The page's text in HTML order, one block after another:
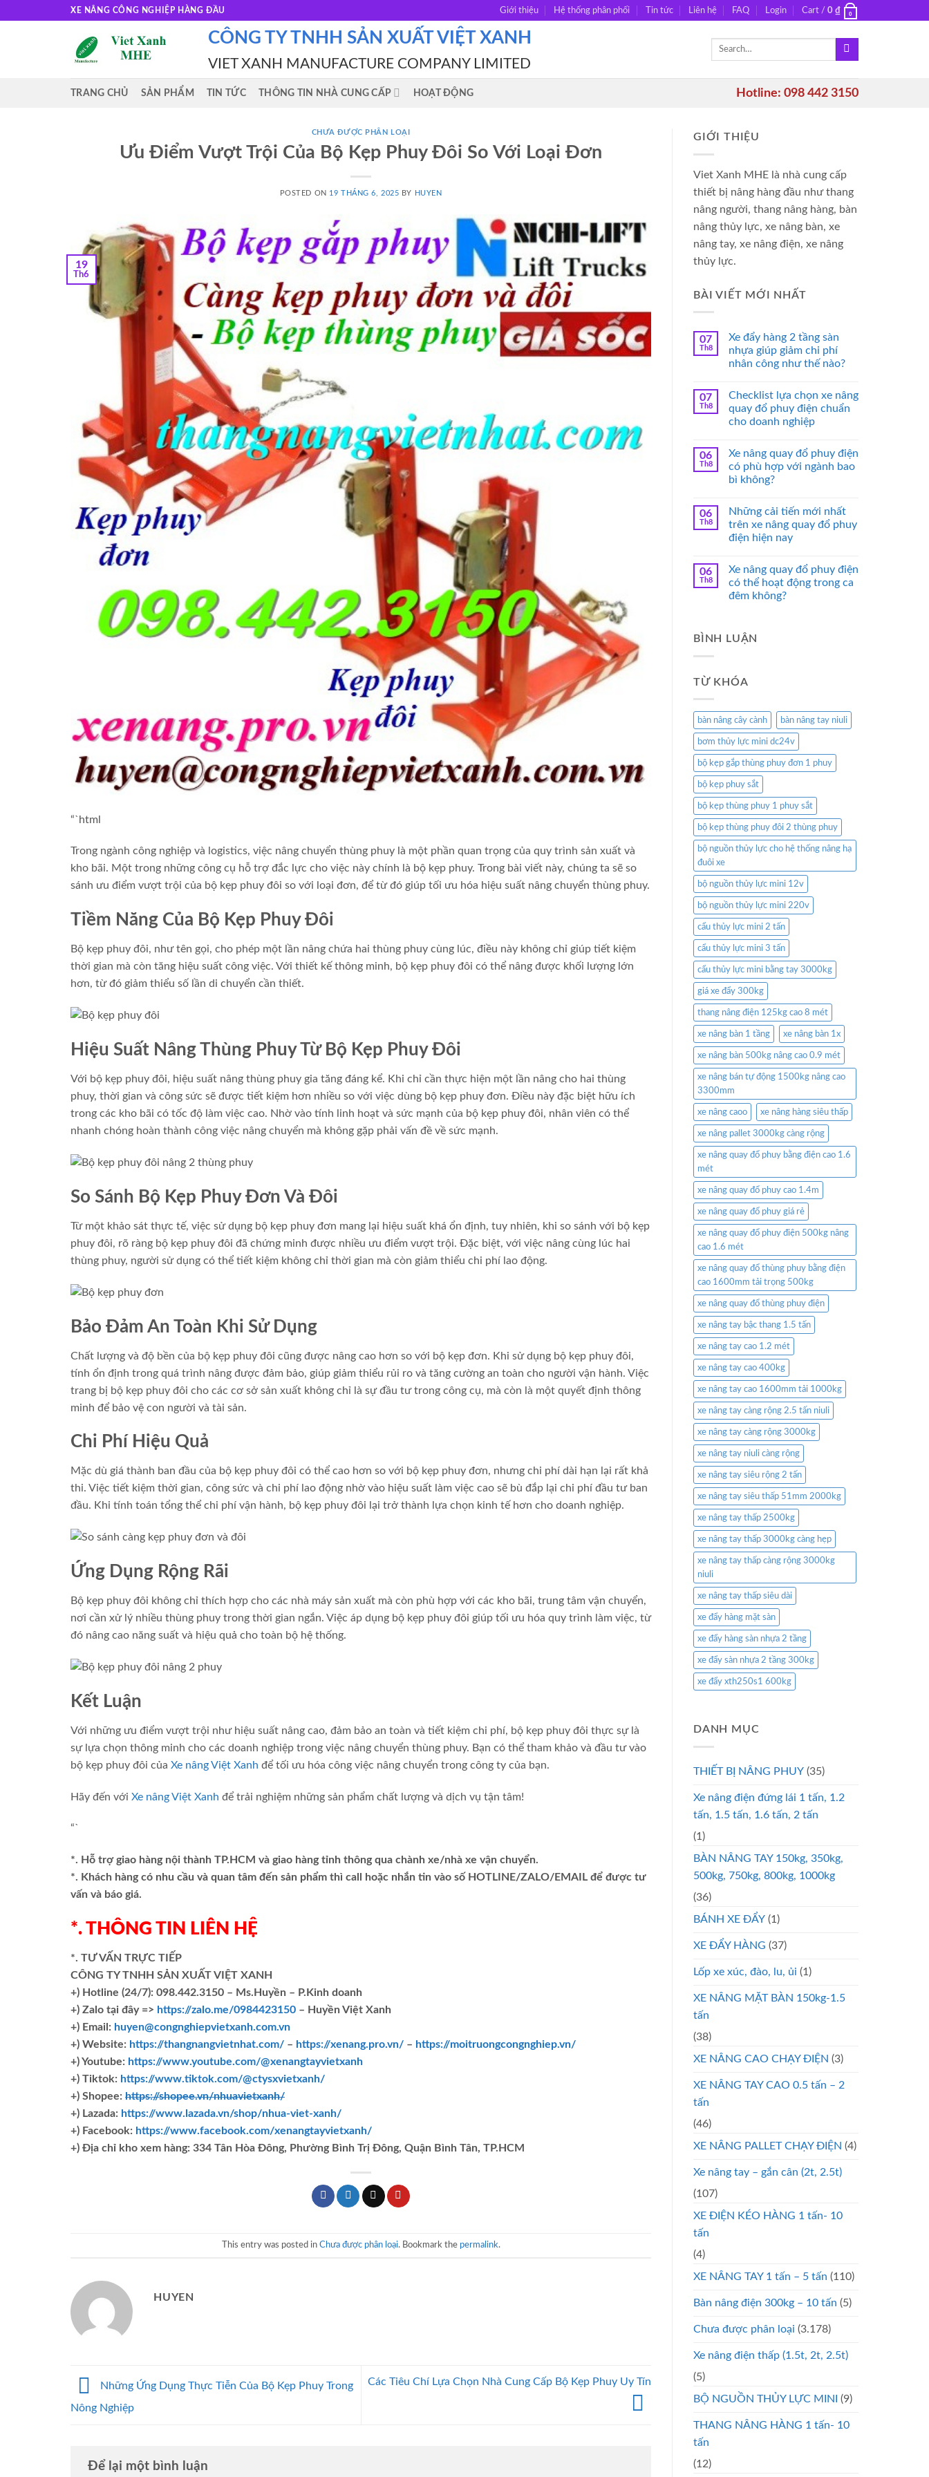
XE NÂNG CÔNG NGHIỆP HÀNG ĐẦU Giới thiệu Hệ thống phân phối Tin tức Liên hệ FAQ Login Cart / 0 ₫ 0
CÔNG TY TNHH SẢN XUẤT VIỆT XANH
VIET XANH MANUFACTURE COMPANY LIMITED
Search
TRANG CHỦ SẢN PHẨM TIN TỨC THÔNG TIN NHÀ CUNG CẤP HOẠT ĐỘNG Hotline: 098 442 3150
CHƯA ĐƯỢC PHÂN LOẠI
Ưu Điểm Vượt Trội Của Bộ Kẹp Phuy Đôi So Với Loại Đơn
POSTED ON 19 THÁNG 6, 2025 BY HUYEN
19
Th6
“`html
Trong ngành công nghiệp và logistics, việc nâng chuyển thùng phuy là một phần quan trọng của quy trình sản xuất và
kho bãi. Một trong những công cụ hỗ trợ đắc lực cho việc này chính là bộ kẹp phuy. Trong bài viết này, chúng ta sẽ so
sánh ưu điểm vượt trội của bộ kẹp phuy đôi so với loại đơn, để từ đó giúp tối ưu hóa hiệu suất nâng chuyển thùng phuy.
Tiềm Năng Của Bộ Kẹp Phuy Đôi
Bộ kẹp phuy đôi, như tên gọi, cho phép một lần nâng chứa hai thùng phuy cùng lúc, điều này không chỉ giúp tiết kiệm
thời gian mà còn tăng hiệu suất công việc. Với thiết kế thông minh, bộ kẹp phuy đôi có thể nâng được khối lượng lớn
hơn, từ đó giảm thiểu số lần di chuyển cần thiết.
Hiệu Suất Nâng Thùng Phuy Từ Bộ Kẹp Phuy Đôi
Với bộ kẹp phuy đôi, hiệu suất nâng thùng phuy gia tăng đáng kể. Khi chỉ cần thực hiện một lần nâng cho hai thùng
phuy, thời gian và công sức sẽ được tiết kiệm hơn nhiều so với việc dùng bộ kẹp phuy đơn. Điều này đặc biệt hữu ích
trong các kho bãi có tốc độ làm việc cao. Nhờ vào tính linh hoạt và sức mạnh của bộ kẹp phuy đôi, nhân viên có thể
nhanh chóng hoàn thành công việc nâng chuyển mà không gặp phải vấn đề về sức mạnh.
So Sánh Bộ Kẹp Phuy Đơn Và Đôi
Từ một khảo sát thực tế, việc sử dụng bộ kẹp phuy đơn mang lại hiệu suất khá ổn định, tuy nhiên, khi so sánh với bộ kẹp
phuy đôi, rõ ràng bộ kẹp phuy đôi đã chứng minh được nhiều ưu điểm vượt trội. Đặc biệt, với việc nâng cùng lúc hai
thùng phuy, người sử dụng có thể tiết kiệm không chỉ thời gian mà còn giảm thiểu chi phí lao động.
Bảo Đảm An Toàn Khi Sử Dụng
Chất lượng và độ bền của bộ kẹp phuy đôi cũng được nâng cao hơn so với bộ kẹp đơn. Khi sử dụng bộ kẹp phuy đôi,
tính ổn định trong quá trình nâng được đảm bảo, giúp giảm thiểu rủi ro và tăng cường an toàn cho người vận hành. Việc
trang bị bộ kẹp phuy đôi cho các cơ sở sản xuất không chỉ là sự đầu tư trong công cụ, mà còn là một quyết định thông
minh để bảo vệ con người và tài sản.
Chi Phí Hiệu Quả
Mặc dù giá thành ban đầu của bộ kẹp phuy đôi có thể cao hơn so với bộ kẹp phuy đơn, nhưng chi phí dài hạn lại rất khả
thi. Việc tiết kiệm thời gian, công sức và chi phí lao động nhờ vào hiệu suất làm việc cao sẽ bù đắp lại chi phí đầu tư ban
đầu. Khi tính toán tổng thể chi phí vận hành, bộ kẹp phuy đôi lại trở thành lựa chọn kinh tế hơn cho doanh nghiệp.
Ứng Dụng Rộng Rãi
Bộ kẹp phuy đôi không chỉ thích hợp cho các nhà máy sản xuất mà còn phù hợp với các kho bãi, trung tâm vận chuyển,
nơi cần xử lý nhiều thùng phuy trong thời gian ngắn. Việc áp dụng bộ kẹp phuy đôi giúp tối ưu hóa quy trình làm việc, từ
đó nâng cao năng suất và hiệu quả cho toàn bộ hệ thống.
Kết Luận
Với những ưu điểm vượt trội như hiệu suất nâng cao, đảm bảo an toàn và tiết kiệm chi phí, bộ kẹp phuy đôi thực sự là
sự lựa chọn thông minh cho các doanh nghiệp trong việc nâng chuyển thùng phuy. Bạn có thể tham khảo và đầu tư vào
bộ kẹp phuy đôi của Xe nâng Việt Xanh để tối ưu hóa công việc nâng chuyển trong công ty của bạn.
Hãy đến với Xe nâng Việt Xanh để trải nghiệm những sản phẩm chất lượng và dịch vụ tận tâm!
“`
*. Hỗ trợ giao hàng nội thành TP.HCM và giao hàng tỉnh thông qua chành xe/nhà xe vận chuyển.
*. Khách hàng có nhu cầu và quan tâm đến sản phẩm thì call hoặc nhắn tin vào số HOTLINE/ZALO/EMAIL để được tư
vấn và báo giá.
*. THÔNG TIN LIÊN HỆ
*. TƯ VẤN TRỰC TIẾP
CÔNG TY TNHH SẢN XUẤT VIỆT XANH
+) Hotline (24/7): 098.442.3150 – Ms.Huyền – P.Kinh doanh
+) Zalo tại đây => https://zalo.me/0984423150 – Huyền Việt Xanh
+) Email: huyen@congnghiepvietxanh.com.vn
+) Website: https://thangnangvietnhat.com/ – https://xenang.pro.vn/ – https://moitruongcongnghiep.vn/
+) Youtube: https://www.youtube.com/@xenangtayvietxanh
+) Tiktok: https://www.tiktok.com/@ctysxvietxanh/
+) Shopee: https://shopee.vn/nhuavietxanh/
+) Lazada: https://www.lazada.vn/shop/nhua-viet-xanh/
+) Facebook: https://www.facebook.com/xenangtayvietxanh/
+) Địa chỉ kho xem hàng: 334 Tân Hòa Đông, Phường Bình Trị Đông, Quận Bình Tân, TP.HCM
This entry was posted in Chưa được phân loại. Bookmark the permalink.
HUYEN
Những Ứng Dụng Thực Tiễn Của Bộ Kẹp Phuy Trong
Nông Nghiệp
Các Tiêu Chí Lựa Chọn Nhà Cung Cấp Bộ Kẹp Phuy Uy Tín
Để lại một bình luận
GIỚI THIỆU
Viet Xanh MHE là nhà cung cấp
thiết bị nâng hàng đầu như thang
nâng người, thang nâng hàng, bàn
nâng thủy lực, xe nâng bàn, xe
nâng tay, xe nâng điện, xe nâng
thủy lực.
BÀI VIẾT MỚI NHẤT
07
Th8
Xe đẩy hàng 2 tầng sàn
nhựa giúp giảm chi phí
nhân công như thế nào?
07
Th8
Checklist lựa chọn xe nâng
quay đổ phuy điện chuẩn
cho doanh nghiệp
06
Th8
Xe nâng quay đổ phuy điện
có phù hợp với ngành bao
bì không?
06
Th8
Những cải tiến mới nhất
trên xe nâng quay đổ phuy
điện hiện nay
06
Th8
Xe nâng quay đổ phuy điện
có thể hoạt động trong ca
đêm không?
BÌNH LUẬN
TỪ KHÓA
bàn nâng cây cành bàn nâng tay niuli
bơm thủy lực mini dc24v
bộ kẹp gắp thùng phuy đơn 1 phuy
bộ kẹp phuy sắt
bộ kẹp thùng phuy 1 phuy sắt
bộ kẹp thùng phuy đôi 2 thùng phuy
bộ nguồn thủy lực cho hệ thống nâng hạ
đuôi xe
bộ nguồn thủy lực mini 12v
bộ nguồn thủy lực mini 220v
cẩu thủy lực mini 2 tấn
cẩu thủy lực mini 3 tấn
cẩu thủy lực mini bằng tay 3000kg
giá xe đẩy 300kg
thang nâng điện 125kg cao 8 mét
xe nâng bàn 1 tầng xe nâng bàn 1x
xe nâng bàn 500kg nâng cao 0.9 mét
xe nâng bán tự động 1500kg nâng cao
3300mm
xe nâng caoo xe nâng hàng siêu thấp
xe nâng pallet 3000kg càng rộng
xe nâng quay đổ phuy bằng điện cao 1.6
mét
xe nâng quay đổ phuy cao 1.4m
xe nâng quay đổ phuy giá rẻ
xe nâng quay đổ phuy điện 500kg nâng
cao 1.6 mét
xe nâng quay đổ thùng phuy bằng điện
cao 1600mm tải trọng 500kg
xe nâng quay đổ thùng phuy điện
xe nâng tay bậc thang 1.5 tấn
xe nâng tay cao 1.2 mét
xe nâng tay cao 400kg
xe nâng tay cao 1600mm tải 1000kg
xe nâng tay càng rộng 2.5 tấn niuli
xe nâng tay càng rộng 3000kg
xe nâng tay niuli càng rộng
xe nâng tay siêu rộng 2 tấn
xe nâng tay siêu thấp 51mm 2000kg
xe nâng tay thấp 2500kg
xe nâng tay thấp 3000kg càng hẹp
xe nâng tay thấp càng rộng 3000kg
niuli
xe nâng tay thấp siêu dài
xe đẩy hàng mặt sàn
xe đẩy hàng sàn nhựa 2 tầng
xe đẩy sàn nhựa 2 tầng 300kg
xe đẩy xth250s1 600kg
DANH MỤC
THIẾT BỊ NÂNG PHUY (35)
Xe nâng điện đứng lái 1 tấn, 1.2
tấn, 1.5 tấn, 1.6 tấn, 2 tấn
(1)
BÀN NÂNG TAY 150kg, 350kg,
500kg, 750kg, 800kg, 1000kg
(36)
BÁNH XE ĐẨY (1)
XE ĐẨY HÀNG (37)
Lốp xe xúc, đào, lu, ủi (1)
XE NÂNG MẶT BÀN 150kg-1.5
tấn
(38)
XE NÂNG CAO CHẠY ĐIỆN (3)
XE NÂNG TAY CAO 0.5 tấn – 2
tấn
(46)
XE NÂNG PALLET CHẠY ĐIỆN (4)
Xe nâng tay – gắn cân (2t, 2.5t)
(107)
XE ĐIỆN KÉO HÀNG 1 tấn- 10
tấn
(4)
XE NÂNG TAY 1 tấn – 5 tấn (110)
Bàn nâng điện 300kg – 10 tấn (5)
Chưa được phân loại (3.178)
Xe nâng điện thấp (1.5t, 2t, 2.5t)
(5)
BỘ NGUỒN THỦY LỰC MINI
(9)
THANG NÂNG HÀNG 1 tấn- 10
tấn
(12)